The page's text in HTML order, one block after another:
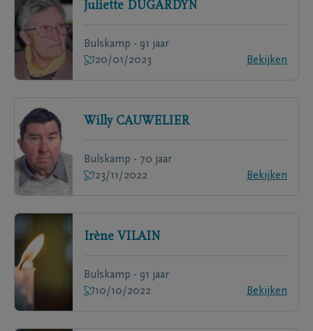
Juliette DUGARDYN
Bulskamp - 91 jaar
20/01/2023
Bekijken
Willy CAUWELIER
Bulskamp - 70 jaar
23/11/2022
Bekijken
Irène VILAIN
Bulskamp - 91 jaar
10/10/2022
Bekijken